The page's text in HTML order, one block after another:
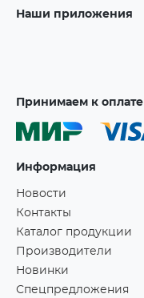
Наши приложения
Принимаем к оплате
Информация
Новости
Контакты
Каталог продукции
Производители
Новинки
Спецпредложения